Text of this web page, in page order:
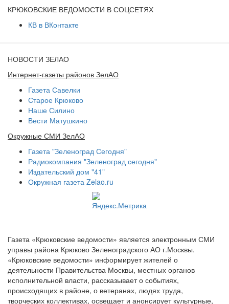
КРЮКОВСКИЕ ВЕДОМОСТИ В СОЦСЕТЯХ
КВ в ВКонтакте
НОВОСТИ ЗЕЛАО
Интернет-газеты районов ЗелАО
Газета Савелки
Старое Крюково
Наше Силино
Вести Матушкино
Окружные СМИ ЗелАО
Газета "Зеленоград Сегодня"
Радиокомпания "Зеленоград сегодня"
Издательский дом "41"
Окружная газета Zelao.ru
Газета «Крюковские ведомости» является электронным СМИ
управы района Крюково Зеленоградского АО г.Москвы.
«Крюковские ведомости» информирует жителей о
деятельности Правительства Москвы, местных органов
исполнительной власти, рассказывает о событиях,
происходящих в районе, о ветеранах, людях труда,
творческих коллективах, освещает и анонсирует культурные,